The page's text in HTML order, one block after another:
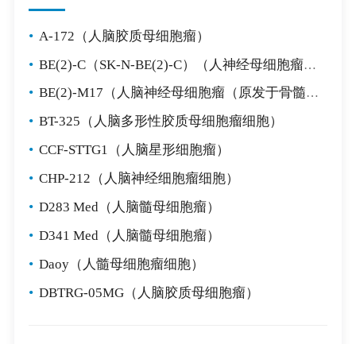
• A-172（人脑胶质母细胞瘤）
• BE(2)-C（SK-N-BE(2)-C）（人神经母细胞瘤细胞）
• BE(2)-M17（人脑神经母细胞瘤（原发于骨髓））
• BT-325（人脑多形性胶质母细胞瘤细胞）
• CCF-STTG1（人脑星形细胞瘤）
• CHP-212（人脑神经细胞瘤细胞）
• D283 Med（人脑髓母细胞瘤）
• D341 Med（人脑髓母细胞瘤）
• Daoy（人髓母细胞瘤细胞）
• DBTRG-05MG（人脑胶质母细胞瘤）